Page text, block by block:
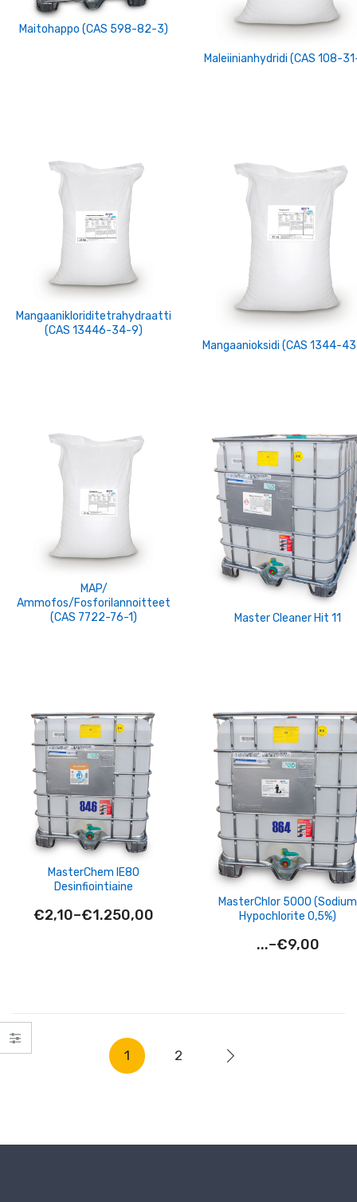
Maitohappo (CAS 598-82-3)
Maleiinianhydridi (CAS 108-
Mangaanikloriditetrahydraatti
(CAS 13446-34-9)
Mangaanioksidi (CAS 1344-
MAP/
Аmmofos/fosforilannoitteet
(CAS 7722-76-1)
Master Cleaner Hit 11
MasterChem IE80
Desinfiointiaine
€1.250,00
–
€2,10
Hintaluokka:
MasterChlor 5000 (Sodium
Hypochlorite 0,5%)
€9,00
–
...
1 2